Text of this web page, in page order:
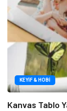
KEYIF & HOBI
Kanvas Tablo